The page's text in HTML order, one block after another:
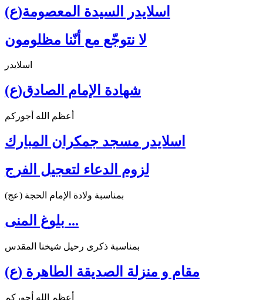
اسلايدر السيدة المعصومة(ع)
لا نتوجّع مع أنّنا مظلومون
اسلايدر
شهادة الإمام الصادق(ع)
أعظم الله أجوركم
اسلايدر مسجد جمكران المبارك
لزوم الدعاء لتعجيل الفرج
بمناسبة ولادة الإمام الحجة (عج)
بلوغ المنى ...
بمناسبة ذكرى رحيل شيخنا المقدس
مقام و منزلة الصديقة الطاهرة (ع)
أعظم الله أجوركم